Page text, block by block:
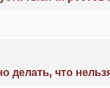
делать, что